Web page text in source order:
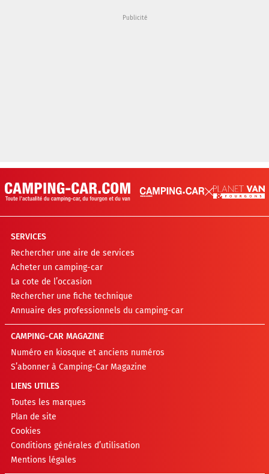
SERVICES
Rechercher une aire de services
Acheter un camping-car
La cote de l’occasion
Rechercher une fiche technique
Annuaire des professionnels du camping-car
CAMPING-CAR MAGAZINE
Numéro en kiosque et anciens numéros
S’abonner à Camping-Car Magazine
LIENS UTILES
Toutes les marques
Plan de site
Cookies
Conditions générales d’utilisation
Mentions légales